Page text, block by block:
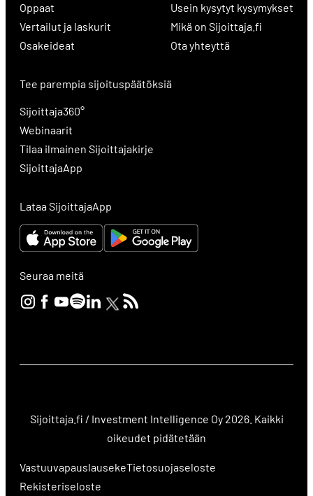
Oppaat
Vertailut ja laskurit
Osakeideat
Usein kysytyt kysymykset
Mikä on Sijoittaja.fi
Ota yhteyttä
Tee parempia sijoituspäätöksiä
Sijoittaja360°
Webinaarit
Tilaa ilmainen Sijoittajakirje
SijoittajaApp
Lataa SijoittajaApp
Seuraa meitä
Sijoittaja.fi / Investment Intelligence Oy 2026. Kaikki
oikeudet pidätetään
VastuuvapauslausekeTietosuojaseloste
Rekisteriseloste